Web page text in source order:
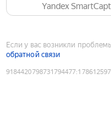
Yandex
Если у вас возникли
обратной связи
9184420798731794477: